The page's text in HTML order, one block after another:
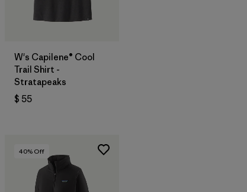
W's Capilene® Cool
Trail Shirt -
Stratapeaks
$ 55
40% Off